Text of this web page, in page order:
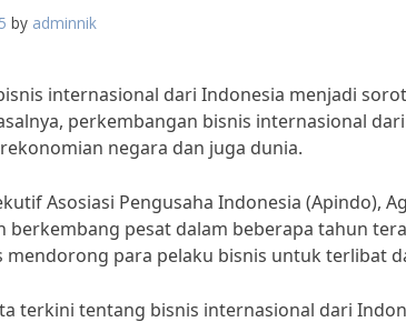
by adminnik
internasional dari Indonesia menjadi
perkembangan bisnis internasional
negara dan juga dunia.
Asosiasi Pengusaha Indonesia (Apindo),
berkembang pesat dalam beberapa tahun
para pelaku bisnis untuk terlibat
terkini tentang bisnis internasional dari